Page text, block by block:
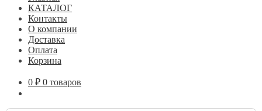
КАТАЛОГ
Контакты
О компании
Доставка
Оплата
Корзина
0 ₽ 0 товаров